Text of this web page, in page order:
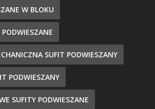
W BLOKU
SUFIT PODWIESZANY
PODWIESZANY
SUFITY PODWIESZANE